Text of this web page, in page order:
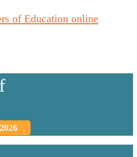
of Education online